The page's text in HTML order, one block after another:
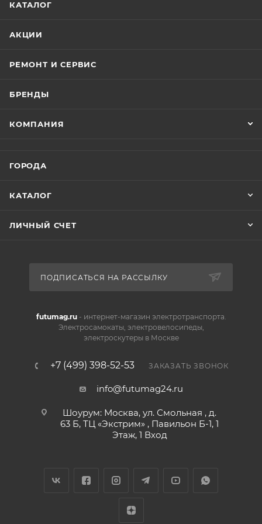
КАТАЛОГ
АКЦИИ
РЕМОНТ И СЕРВИС
БРЕНДЫ
КОМПАНИЯ
ГОРОДА
КАТАЛОГ
ЛИЧНЫЙ СЧЕТ
ПОДПИСАТЬСЯ НА РАССЫЛКУ
futumag.ru- интернет-магазин электротранспорта.
Электросамокаты, электровелосипеды,
электроскутеры в Москве
+7 (499) 398-52-53 ЗАКАЗАТЬ ЗВОНОК
info@futumag24.ru
Шоурум: Москва, ул. Смольная , д.
63 Б, ТЦ «Экстрим» , Павильон Б-1, 1
Этаж, 1 Вход